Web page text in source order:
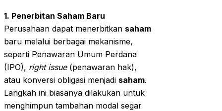
1. Penerbitan Saham Baru
Perusahaan dapat menerbitkan saham
baru melalui berbagai mekanisme,
seperti Penawaran Umum Perdana
(IPO), right issue(penawaran hak),
atau konversi obligasi menjadi saham.
Langkah ini biasanya dilakukan untuk
menghimpun tambahan modal segar